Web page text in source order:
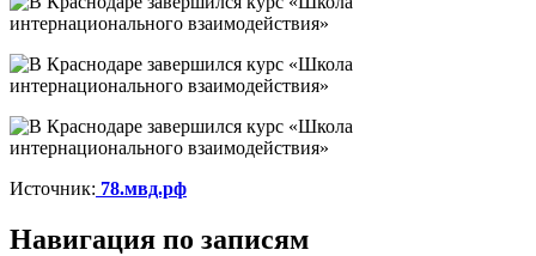
Источник: 78.мвд.рф
Навигация по записям